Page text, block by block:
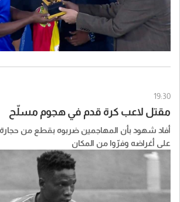
19:30
مقتل لاعب كرة قدم في هجوم مسلّح
أفاد شهود بأن المهاجمين ضربوه بقطع من حجارة
على أغراضه وفرّوا من المكان